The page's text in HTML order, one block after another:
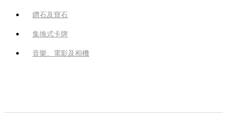
鑽石及寶石
集換式卡牌
音樂、電影及相機